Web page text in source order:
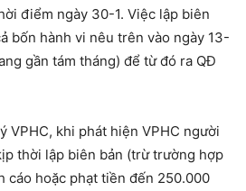
điểm ngày 30-1. Việc lập biên
bốn hành vi nêu trên vào ngày 13-
gần tám tháng) để từ đó ra QĐ
VPHC, khi phát hiện VPHC người
thời lập biên bản (trừ trường hợp
cáo hoặc phạt tiền đến 250.000